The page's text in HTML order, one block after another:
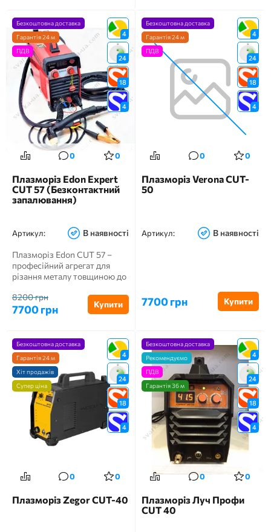
4
24
18
4
Безкоштовна доставка
Гарантія 24 м
ПДВ
0 0
Плазморіз Edon Expert
CUT 57 (Безконтактний
запалювання)
Артикул: В наявності
Плазморіз Edon CUT 57 –
професійний агрегат для
різання металу товщиною до
8200 грн
7700 грн Купити
4
24
18
4
Безкоштовна доставка
Гарантія 24 м
ПДВ
0 0
Плазморіз Verona CUT-
50
Артикул: В наявності
7700 грн Купити
4
24
18
4
Безкоштовна доставка
Гарантія 24 м
Хіт продажів
Супер ціна
0 0
Плазморіз Zegor CUT-40
4
24
18
4
Безкоштовна доставка
Рекомендуємо
ПДВ
Гарантія 36 м
0 0
Плазморіз Луч Профи
CUT 40